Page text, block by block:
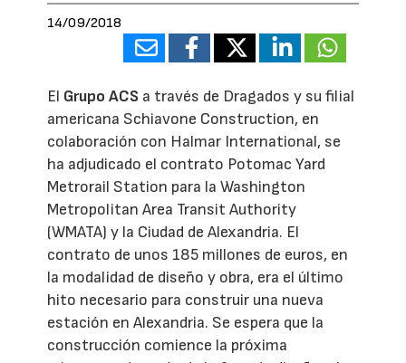
14/09/2018
El Grupo ACS a través de Dragados y su filial
americana Schiavone Construction, en
colaboración con Halmar International, se
ha adjudicado el contrato Potomac Yard
Metrorail Station para la Washington
Metropolitan Area Transit Authority
(WMATA) y la Ciudad de Alexandria. El
contrato de unos 185 millones de euros, en
la modalidad de diseño y obra, era el último
hito necesario para construir una nueva
estación en Alexandria. Se espera que la
construcción comience la próxima